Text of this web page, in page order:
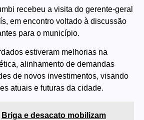
recebeu a visita do gerente-geral
em encontro voltado à discussão
para o município.
estiveram melhorias na
alinhamento de demandas
de novos investimentos, visando
atuais e futuras da cidade.
Briga e desacato mobilizam